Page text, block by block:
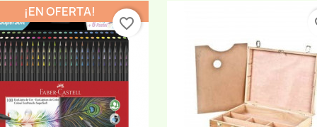
¡EN OFERTA!
favorite_border